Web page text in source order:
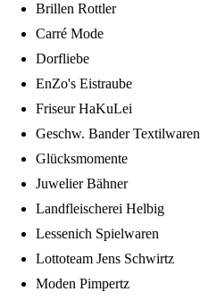
Brillen Rottler
Carré Mode
Dorfliebe
EnZo's Eistraube
Friseur HaKuLei
Geschw. Bander Textilwaren
Glücksmomente
Juwelier Bähner
Landfleischerei Helbig
Lessenich Spielwaren
Lottoteam Jens Schwirtz
Moden Pimpertz